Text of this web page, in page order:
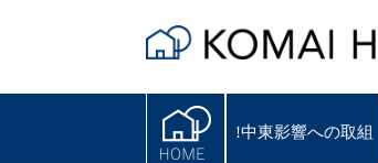
!中東影響への取組
!中東影響への取組